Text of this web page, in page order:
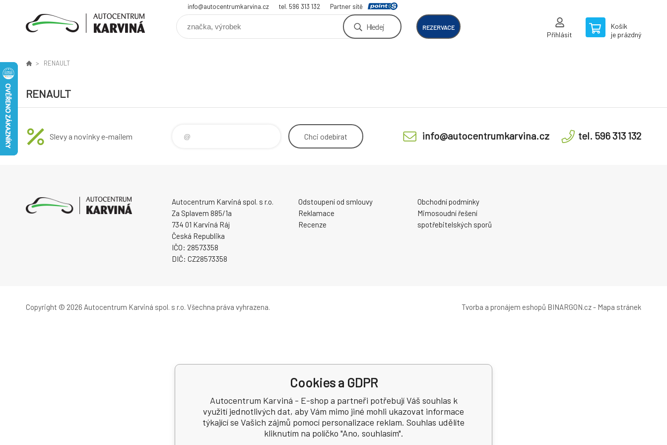
info@autocentrumkarvina.cz tel. 596 313 132 Partner sítě
Hledej REZERVACE
Přihlásit
Košík
je prázdný
RENAULT
RENAULT
Slevy a novinky e-mailem Chci odebírat info@autocentrumkarvina.cz tel. 596 313 132
Autocentrum Karviná spol. s r.o.
Za Splavem 885/1a
734 01 Karviná Ráj
Česká Republika
IČO: 28573358
DIČ: CZ28573358
Odstoupení od smlouvy
Reklamace
Recenze
Obchodní podmínky
Mimosoudní řešení
spotřebitelských sporů
Copyright © 2026 Autocentrum Karviná spol. s r.o. Všechna práva vyhrazena. Tvorba a pronájem eshopů BINARGON.cz- Mapa stránek
Cookies a GDPR
Autocentrum Karviná - E-shop a partneři potřebují Váš souhlas k
využití jednotlivých dat, aby Vám mimo jiné mohli ukazovat informace
týkající se Vašich zájmů pomocí personalizace reklam. Souhlas udělíte
kliknutím na políčko "Ano, souhlasím".